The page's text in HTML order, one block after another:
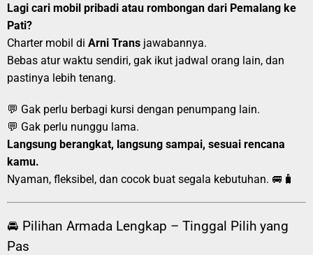
Lagi cari mobil pribadi atau rombongan dari Pemalang ke
Pati?
Charter mobil di Arni Trans jawabannya.
Bebas atur waktu sendiri, gak ikut jadwal orang lain, dan
pastinya lebih tenang.
💬 Gak perlu berbagi kursi dengan penumpang lain.
💬 Gak perlu nunggu lama.
Langsung berangkat, langsung sampai, sesuai rencana
kamu.
Nyaman, fleksibel, dan cocok buat segala kebutuhan. 🚐🧳
🚘 Pilihan Armada Lengkap – Tinggal Pilih yang
Pas